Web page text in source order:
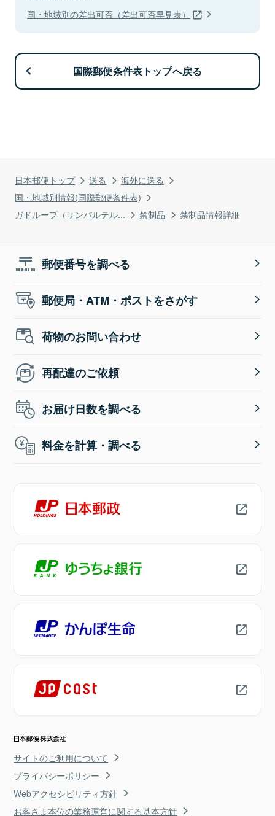
日本郵便トップ 送る
海外に送る
国・地域別情報(国際郵便条件表)
ガドループ（サンバルテル...
禁制品 禁制品情報詳細
国・地域別の差出可否（差出可否早見表）
国際郵便条件表トップへ戻る
郵便番号を調べる
郵便局・ATM・ポストをさがす
荷物のお問い合わせ
再配達のご依頼
お届け日数を調べる
料金を計算・調べる
サイトのご利用について
プライバシーポリシー
Webアクセシビリティ方針
お客さま本位の業務運営に関する基本方針